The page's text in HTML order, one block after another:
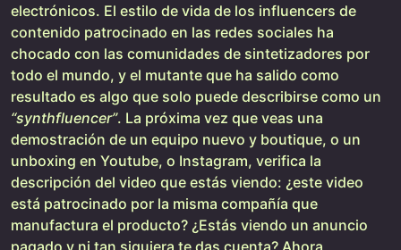
electrónicos. El estilo de vida de los influencers de
contenido patrocinado en las redes sociales ha
chocado con las comunidades de sintetizadores por
todo el mundo, y el mutante que ha salido como
resultado es algo que solo puede describirse como un
“synthfluencer”. La próxima vez que veas una
demostración de un equipo nuevo y boutique, o un
unboxing en Youtube, o Instagram, verifica la
descripción del video que estás viendo: ¿este video
está patrocinado por la misma compañía que
manufactura el producto? ¿Estás viendo un anuncio
pagado y ni tan siquiera te das cuenta? Ahora